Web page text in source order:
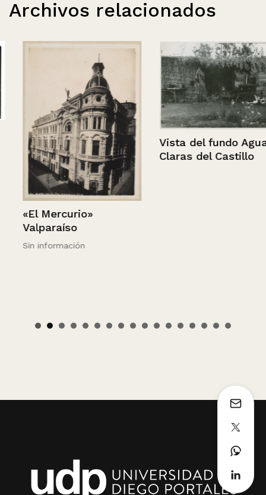
Archivos relacionados
«El Mercurio»
Valparaíso
Sin información
Vista del fundo Aguas
Claras del Castillo